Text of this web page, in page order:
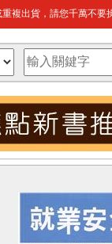
複出貨，請您千萬不要